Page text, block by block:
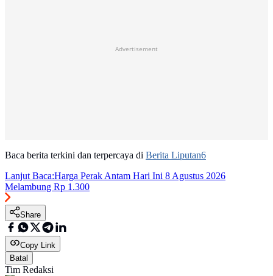
Advertisement
Baca berita terkini dan terpercaya di Berita Liputan6
Lanjut Baca:Harga Perak Antam Hari Ini 8 Agustus 2026
Melambung Rp 1.300
Share
Copy Link
Batal
Tim Redaksi